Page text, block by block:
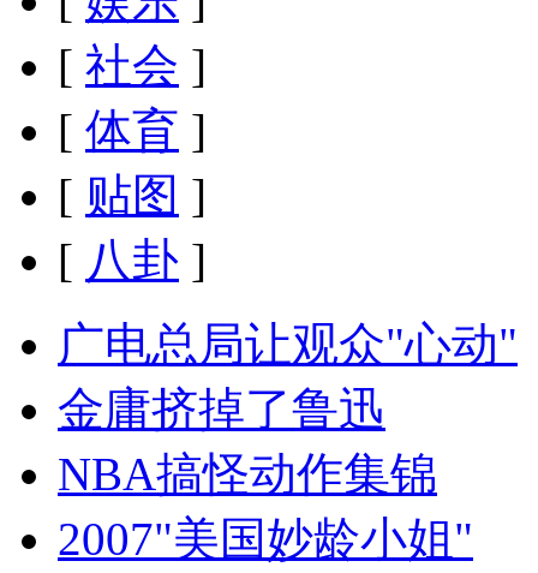
[ 社会 ]
[ 体育 ]
[ 贴图 ]
[ 八卦 ]
广电总局让观众"心动"
金庸挤掉了鲁迅
NBA搞怪动作集锦
2007"美国妙龄小姐"